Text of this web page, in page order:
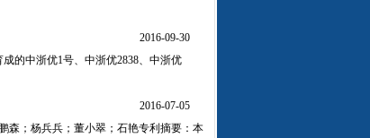
2016-09-30
的中浙优1号、中浙优2838、中浙优
2016-07-05
森；杨兵兵；董小翠；石艳专利摘要：本